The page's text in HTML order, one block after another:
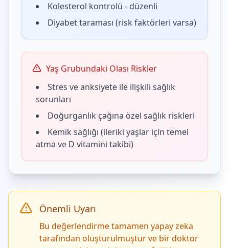
Kolesterol kontrolü - düzenli
Diyabet taraması (risk faktörleri varsa)
Yaş Grubundaki Olası Riskler
Stres ve anksiyete ile ilişkili sağlık
sorunları
Doğurganlık çağına özel sağlık riskleri
Kemik sağlığı (ileriki yaşlar için temel
atma ve D vitamini takibi)
Önemli Uyarı
Bu değerlendirme tamamen yapay zeka
tarafından oluşturulmuştur ve bir doktor